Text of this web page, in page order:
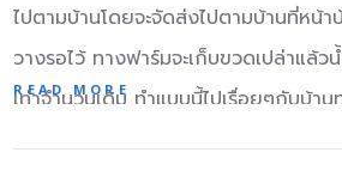
แกรไฟต์ในรูปแบบคาร์บอน-คาร์บอนซึ่ง
ไปตามบ้านโดยจะจัดส่งไปตามบ้านที่หน้า
วางรอไว้ ทางฟาร์มจะเก็บขวดเปล่าแล้
เท่าจำนวนเดิม ทำแบบนี้ไปเรื่อยๆกับบ้า
READ MORE